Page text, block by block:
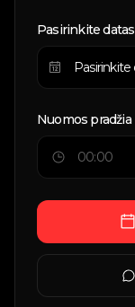
Pasirinkite datas
Nuomos pradžia